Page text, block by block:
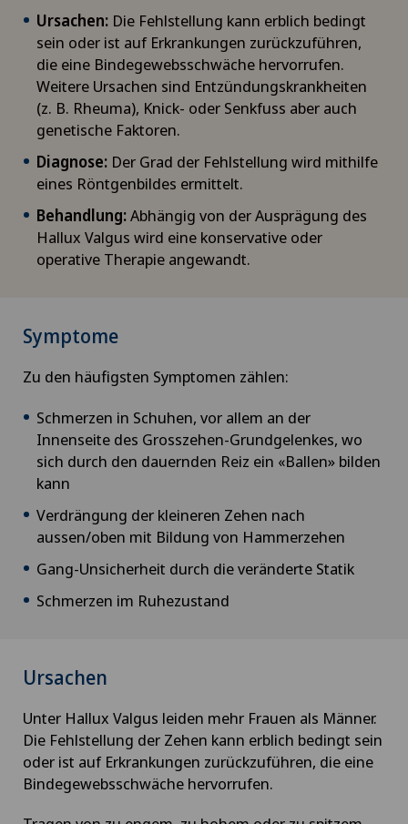
Ursachen: Die Fehlstellung kann erblich bedingt
sein oder ist auf Erkrankungen zurückzuführen,
die eine Bindegewebsschwäche hervorrufen.
Weitere Ursachen sind Entzündungskrankheiten
(z. B. Rheuma), Knick- oder Senkfuss aber auch
genetische Faktoren.
Diagnose: Der Grad der Fehlstellung wird mithilfe
eines Röntgenbildes ermittelt.
Behandlung:Abhängig von der Ausprägung des
Hallux Valgus wird eine konservative oder
operative Therapie angewandt.
Symptome
Zu den häufigsten Symptomen zählen:
Schmerzen in Schuhen, vor allem an der
Innenseite des Grosszehen-Grundgelenkes, wo
sich durch den dauernden Reiz ein «Ballen» bilden
kann
Verdrängung der kleineren Zehen nach
aussen/oben mit Bildung von Hammerzehen
Gang-Unsicherheit durch die veränderte Statik
Schmerzen im Ruhezustand
Ursachen
Unter Hallux Valgus leiden mehr Frauen als Männer.
Die Fehlstellung der Zehen kann erblich bedingt sein
oder ist auf Erkrankungen zurückzuführen, die eine
Bindegewebsschwäche hervorrufen.